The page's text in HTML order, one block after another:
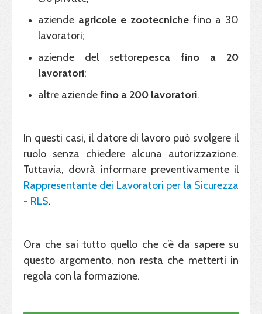
aziende agricole e zootecniche fino a 30
lavoratori;
aziende del settorepesca fino a 20
lavoratori;
altre aziendefino a 200 lavoratori.
In questi casi, il datore di lavoro può svolgere il
ruolo senza chiedere alcuna autorizzazione.
Tuttavia, dovrà informare preventivamente il
Rappresentante dei Lavoratori per la Sicurezza
- RLS.
Ora che sai tutto quello che c’è da sapere su
questo argomento, non resta che metterti in
regola con la formazione.